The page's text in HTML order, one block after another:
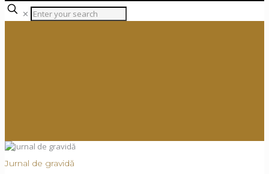
✕
Jurnal de gravidă